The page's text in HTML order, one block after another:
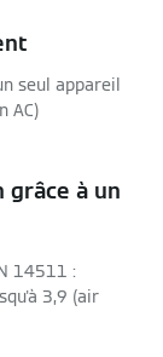
seul appareil
AC)
grâce à un
14511 :
3,9 (air